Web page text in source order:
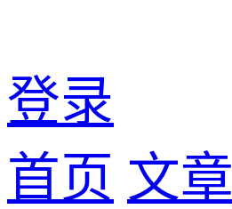
登录
首页 文章